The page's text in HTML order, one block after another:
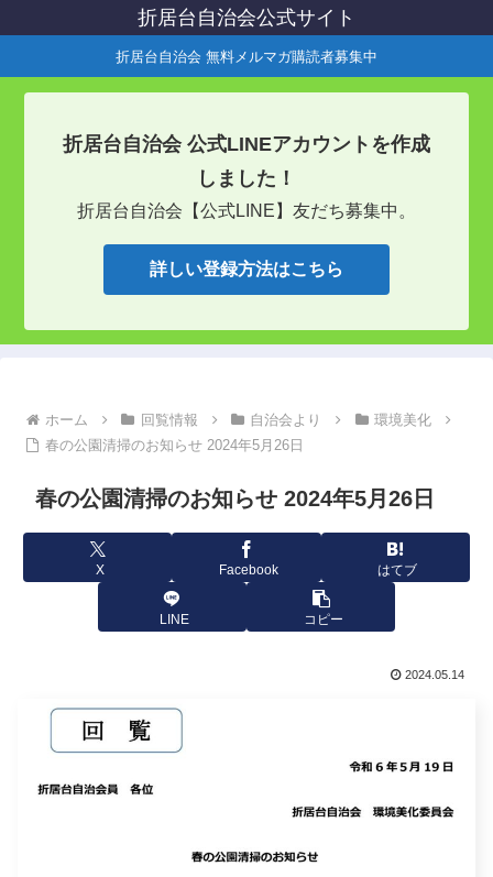
折居台自治会公式サイト
折居台自治会 無料メルマガ購読者募集中
折居台自治会 公式LINEアカウントを作成
しました！
折居台自治会【公式LINE】友だち募集中。
詳しい登録方法はこちら
ホーム 回覧情報 自治会より
環境美化
春の公園清掃のお知らせ 2024年5月26日
春の公園清掃のお知らせ 2024年5月26日
X Facebook はてブ
LINE コピー
2024.05.14